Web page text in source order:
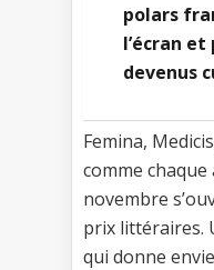
polars
l’écran
devenus
Femina,
comme chaque
novembre
prix littéraires.
qui donne